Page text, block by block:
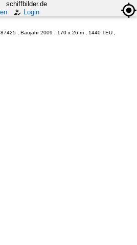
schiffbilder.de
Login
, Baujahr 2009 , 170 x 26 m , 1440 TEU ,